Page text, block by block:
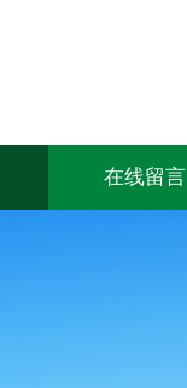
在线留言